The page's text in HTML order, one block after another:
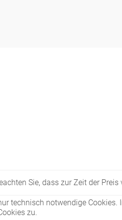
technisch notwendige
zu.
Sie, dass zur Zeit der